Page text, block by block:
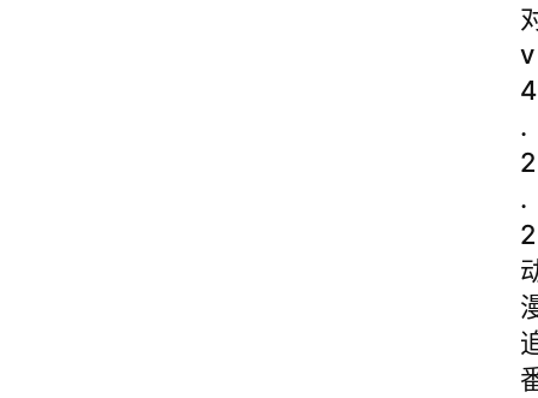
v
4
.
2
.
2